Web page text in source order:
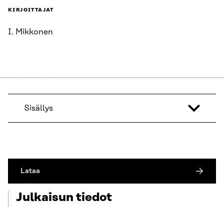
KIRJOITTAJAT
I. Mikkonen
Sisällys
Lataa
Julkaisun tiedot